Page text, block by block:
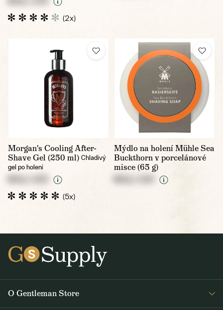
(2x)
Morgan's Cooling After-
Shave Gel (250 ml) Chladivý
gel po holení
(5x)
Mýdlo na holení Mühle Sea
Buckthorn v porcelánové
misce (65 g)
O Gentleman Store